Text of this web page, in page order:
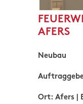
AFERS
Neubau
Ort: Afers |